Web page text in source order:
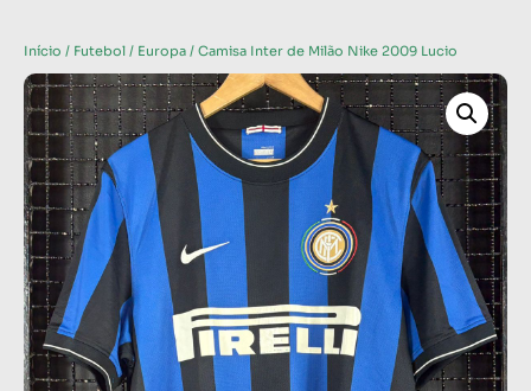
Início / Futebol / Europa / Camisa Inter de Milão Nike 2009 Lucio